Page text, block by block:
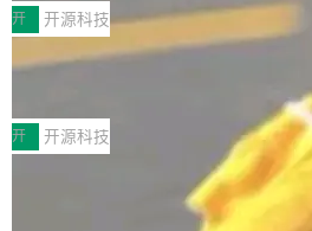
MPComm将作为一种传输引擎接入
ENT，实现零拷贝传输性能提升30%、
传输性能最高提升5倍。UCL-MPComm
于自研UCL-Engine通信引擎，后续腾
持续开源更多基于UCL-Engine的高性
件。 腾讯网平团队在UCL-MPComm中
个独立于业务线程的全局通信引擎（
型案例入选名单》，深信服“面向企业研
开源 AI 编程平台 CoStrict 应用”凭借卓
创新与落地成效成功入选。 全链路私有
助力企业AI研发安全落地 当前，越来
经开始引入 AI Coding 工具，通过调用
型或企业内部部署模型提升研发效率。
Coding 从个人辅助工具逐步走向团队
级应用，企业在规模化落地过程中，对
开 开源科技
深信服AI算力网关入选工信部人工智
前不久，工业和信息化部正式发布《
智能应用典型案例名单》，集中展示人
各领域的应用成果，覆盖技术底座、行
产品应用、支撑保障、专题等五大方向
AI算力网关（AI创新平台）成功入选！
开 开源科技
Jeff Dean 离开 Google：一个时代
束，一个实验室的开始
Google 员工编号 20。MapReduce 作